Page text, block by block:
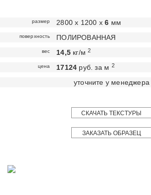
размер 2800 х 1200 х6 мм
поверхность ПОЛИРОВАННАЯ
вес 14,5 кг/м2
цена 17124 руб. за м 2
уточните у менеджера
СКАЧАТЬ ТЕКСТУРЫ
ЗАКАЗАТЬ ОБРАЗЕЦ